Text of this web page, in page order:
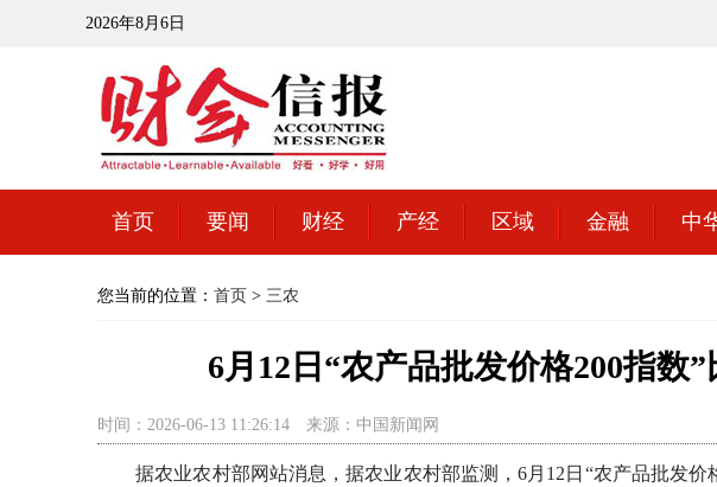
2026年8月6日
首页 要闻 财经 产经 区域 金融 中
您当前的位置： 首页 > 三农
6月12日“农产品批发价格200指数
时间：2026-06-13 11:26:14 来源：中国新闻网
据农业农村部网站消息，据农业农村部监测，6月12日“农产品批发价